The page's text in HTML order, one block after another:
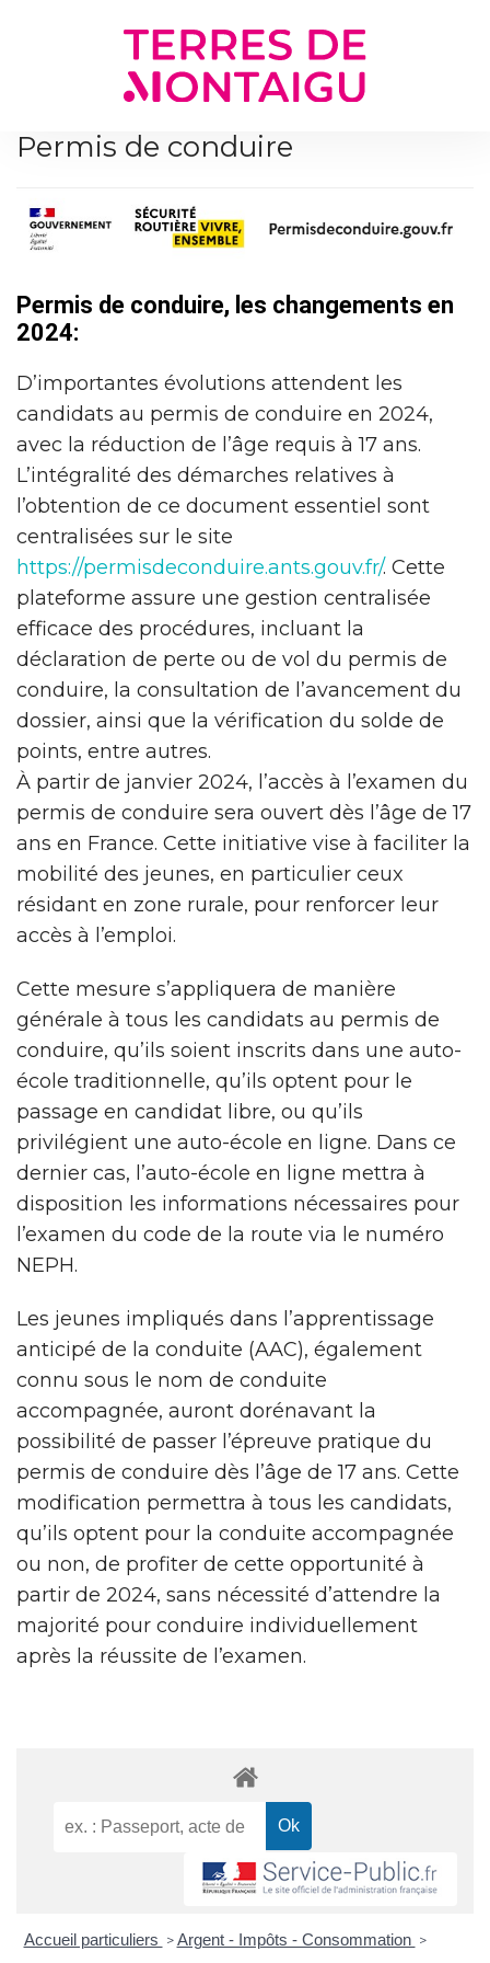
Permis de conduire
Permis de conduire, les changements en
2024:
D’importantes évolutions attendent les
candidats au permis de conduire en 2024,
avec la réduction de l’âge requis à 17 ans.
L’intégralité des démarches relatives à
l’obtention de ce document essentiel sont
centralisées sur le site
https://permisdeconduire.ants.gouv.fr/. Cette
plateforme assure une gestion centralisée
efficace des procédures, incluant la
déclaration de perte ou de vol du permis de
conduire, la consultation de l’avancement du
dossier, ainsi que la vérification du solde de
points, entre autres.
À partir de janvier 2024, l’accès à l’examen du
permis de conduire sera ouvert dès l’âge de 17
ans en France. Cette initiative vise à faciliter la
mobilité des jeunes, en particulier ceux
résidant en zone rurale, pour renforcer leur
accès à l’emploi.
Cette mesure s’appliquera de manière
générale à tous les candidats au permis de
conduire, qu’ils soient inscrits dans une auto-
école traditionnelle, qu’ils optent pour le
passage en candidat libre, ou qu’ils
privilégient une auto-école en ligne. Dans ce
dernier cas, l’auto-école en ligne mettra à
disposition les informations nécessaires pour
l’examen du code de la route via le numéro
NEPH.
Les jeunes impliqués dans l’apprentissage
anticipé de la conduite (AAC), également
connu sous le nom de conduite
accompagnée, auront dorénavant la
possibilité de passer l’épreuve pratique du
permis de conduire dès l’âge de 17 ans. Cette
modification permettra à tous les candidats,
qu’ils optent pour la conduite accompagnée
ou non, de profiter de cette opportunité à
partir de 2024, sans nécessité d’attendre la
majorité pour conduire individuellement
après la réussite de l’examen.
Accueil particuliers > Argent - Impôts - Consommation >